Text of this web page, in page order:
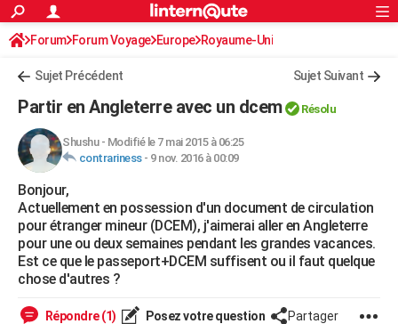
ACTUALITÉS
Politique
Société
Faits Divers
Education
Monde
Villes
+
FINANCE
Retraite
Impôts
Epargne
Immobilier
Risques naturels par ville
Banque
Assurance
Crédit
AUTO
Essais
Réserver un essai
Citadines
Berlines
SUV
Forum auto
+HIGH-TECH
Mobiles
Meilleur smartphone
Internet
Ordinateurs
Jeux vidéo
Guide high-tech
+BRICOLAGE
Forum
Aménagement intérieur
Extérieur
Cuisine
Salle de bains
Jardinage
Rangement
WEEK-END
Guides de France
Escapades
Patrimoine
Expositions
Musées
Week-end nature
LIFESTYLE
S'inscrire
Connexion
Forum Forum Voyage Europe Royaume-Uni
Sujet Précédent Sujet Suivant
Partir en Angleterre avec un dcem Résolu
Shushu- Modifié le 7 mai 2015 à 06:25
contrariness- 9 nov. 2016 à 00:09
Bonjour,
Actuellement en possession d'un document de circulation
pour étranger mineur (DCEM), j'aimerai aller en Angleterre
pour une ou deux semaines pendant les grandes vacances.
Est ce que le passeport+DCEM suffisent ou il faut quelque
chose d'autres ?
Répondre (1) Posez votre question Partager